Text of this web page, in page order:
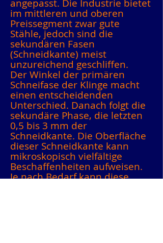
angepasst. Die Industrie bietet
im mittleren und oberen
Preissegment zwar gute
Stähle, jedoch sind die
sekundären Fasen
(Schneidkante) meist
unzureichend geschliffen.
Der Winkel der primären
Schneifase der Klinge macht
einen entscheidenden
Unterschied. Danach folgt die
sekundäre Phase, die letzten
0,5 bis 3 mm der
Schneidkante. Die Oberfläche
dieser Schneidkante kann
mikroskopisch vielfältige
Beschaffenheiten aufweisen.
Je nach Bedarf kann diese